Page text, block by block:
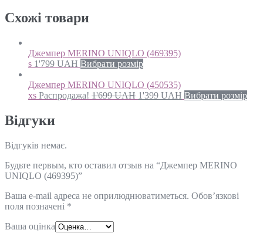
Схожi товари
Джемпер MERINO UNIQLO (469395)
s 1'799 UAH Вибрати розмір
Джемпер MERINO UNIQLO (450535)
xs Распродажа! 1'699UAH 1'399 UAH Вибрати розмір
Відгуки
Відгуків немає.
Будьте первым, кто оставил отзыв на “Джемпер MERINO
UNIQLO (469395)”
Ваша e-mail адреса не оприлюднюватиметься. Обов’язкові
поля позначені *
Ваша оцінка